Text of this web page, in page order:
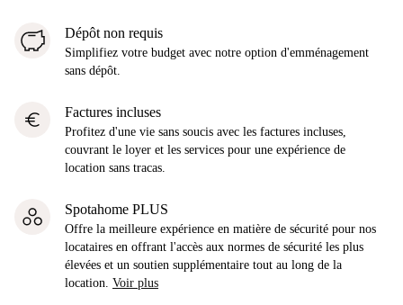
Dépôt non requis
Simplifiez votre budget avec notre option d'emménagement
sans dépôt.
euro Factures incluses
Profitez d'une vie sans soucis avec les factures incluses,
couvrant le loyer et les services pour une expérience de
location sans tracas.
Spotahome PLUS
Offre la meilleure expérience en matière de sécurité pour nos
locataires en offrant l'accès aux normes de sécurité les plus
élevées et un soutien supplémentaire tout au long de la
location. Voir plus